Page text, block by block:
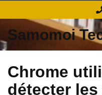
Samomoi
Chrome
détecter